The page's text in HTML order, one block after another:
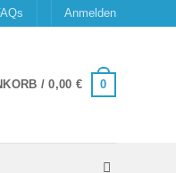
Anmelden
/0,00 € 0